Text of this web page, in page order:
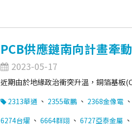
PCB供應鏈南向計畫牽
2023-05-17
近期由於地緣政治衝突升溫，銅箔基板
2313華通 、 2355敬鵬 、 2368金像電 、
6274台燿 、 6664群翊 、 6727亞泰金屬 、